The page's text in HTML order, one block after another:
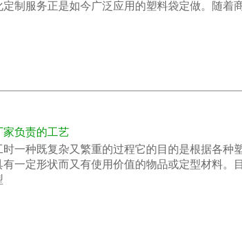
制服务正是如今广泛应用的塑料袋定做。随着
家负责的工艺
时一种既复杂又繁重的过程它的目的是根据各种
一定形状而又有使用价值的物品或定型材料。